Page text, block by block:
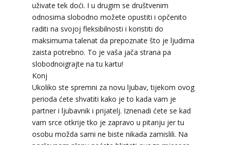
uživate tek doći. I u drugim se društvenim
odnosima slobodno možete opustiti i opčenito
raditi na svojoj fleksibilnosti i koristiti do
maksimuma talenat da prepoznate što je ljudima
zaista potrebno. To je vaša jača strana pa
slobodnoigrajte na tu kartu!
Konj
Ukoliko ste spremni za novu ljubav, tijekom ovog
perioda ćete shvatiti kako je to kada vam je
partner i ljubavnik i prijatelj. Iznenadi ćete se kad
vam srce otkrije tko je zapravo u pitanju jer tu
osobu možda sami ne biste nikada zamislili. Na
Broj tel: 064/600-600
tel:0,93€ - mob:1,12€ min
DIJA
Tarot savjetnik je slobodan
TEHNIKE:vedska astrologija (jyotish), reiki, tarot,
oracle karte, duhovni razgovori
Broj tel: 064/600-600
tel:0,93€ - mob:1,12€ min